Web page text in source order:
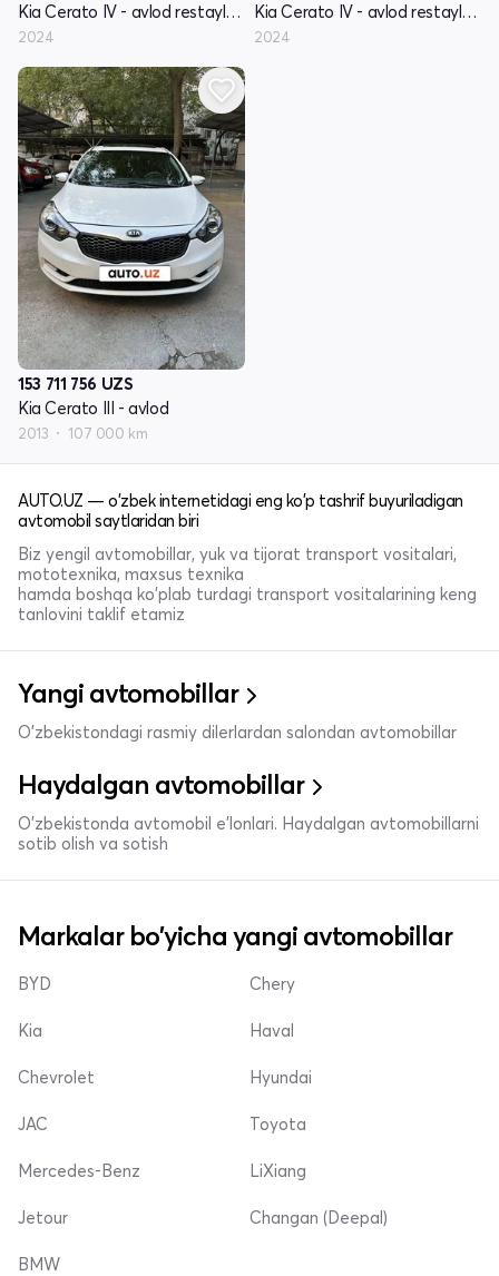
Kia Cerato IV - avlod restayling
2024
Kia Cerato IV - avlod restayling
2024
153 711 756 UZS
Kia Cerato III - avlod
2013 107 000 km
AUTO.UZ — o'zbek internetidagi eng ko'p tashrif buyuriladigan
avtomobil saytlaridan biri
Biz yengil avtomobillar, yuk va tijorat transport vositalari,
mototexnika, maxsus texnika
hamda boshqa ko'plab turdagi transport vositalarining keng
tanlovini taklif etamiz
Yangi avtomobillar
O'zbekistondagi rasmiy dilerlardan salondan avtomobillar
Haydalgan avtomobillar
O'zbekistonda avtomobil e’lonlari. Haydalgan avtomobillarni
sotib olish va sotish
Markalar bo'yicha yangi avtomobillar
BYD
Kia
Chevrolet
Chery
Haval
Hyundai
JAC
Mercedes-Benz
Jetour
Toyota
LiXiang
Changan (Deepal)
BMW